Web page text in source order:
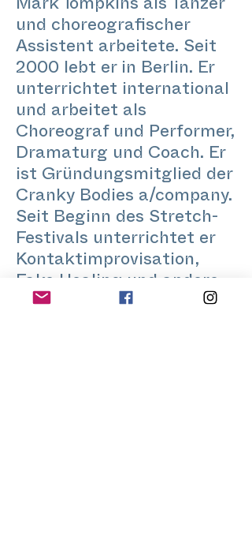
Mark Tompkins als Tänzer
und choreografischer
Assistent arbeitete. Seit
2000 lebt er in Berlin. Er
unterrichtet international
und arbeitet als
Choreograf und Performer,
Dramaturg und Coach. Er
ist Gründungsmitglied der
Cranky Bodies a/company.
Seit Beginn des Stretch-
Festivals unterrichtet er
Kontaktimprovisation,
Körperkunst-Praktiken.